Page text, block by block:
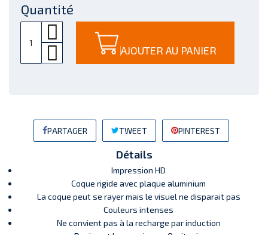
Quantité
AJOUTER AU PANIER
PARTAGER TWEET PINTEREST
Détails
Impression HD
Coque rigide avec plaque aluminium
La coque peut se rayer mais le visuel ne disparait pas
Couleurs intenses
Ne convient pas à la recharge par induction